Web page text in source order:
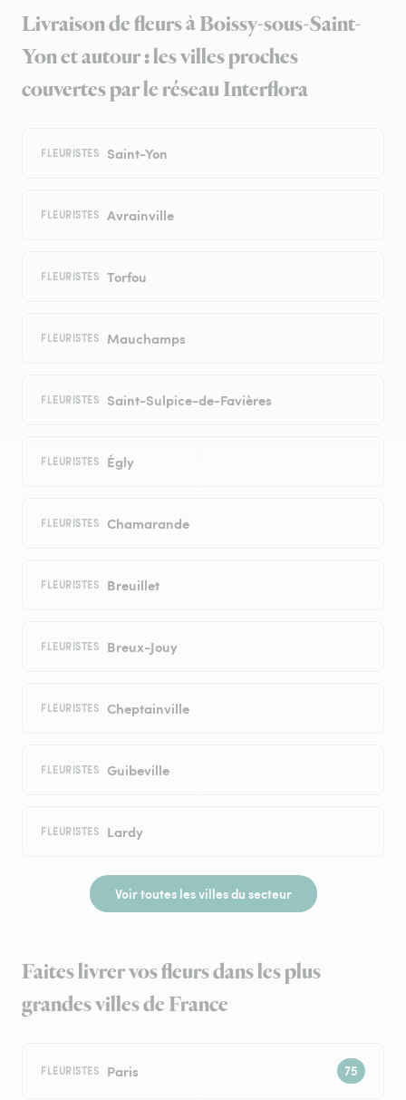
Livraison de fleurs à Boissy-sous-Saint-
Yon et autour : les villes proches
couvertes par le réseau Interflora
FLEURISTES Saint-Yon
FLEURISTES Avrainville
FLEURISTES Torfou
FLEURISTES Mauchamps
FLEURISTES Saint-Sulpice-de-Favières
FLEURISTES Égly
FLEURISTES Chamarande
FLEURISTES Breuillet
FLEURISTES Breux-Jouy
FLEURISTES Cheptainville
FLEURISTES Guibeville
FLEURISTES Lardy
Voir toutes les villes du secteur
Faites livrer vos fleurs dans les plus
grandes villes de France
FLEURISTES Paris